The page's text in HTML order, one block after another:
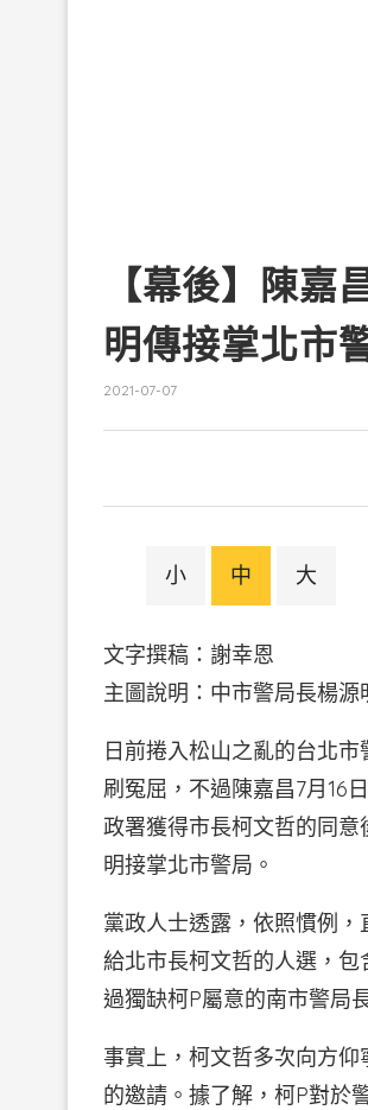
【幕後】陳
明傳接掌北市
2021-07-07
小 中 大
文字撰稿：謝幸恩
主圖說明：中市警局長楊
日前捲入松山之亂的台北
刷冤屈，不過陳嘉昌7月16
政署獲得市長柯文哲的同
明接掌北市警局。
黨政人士透露，依照慣例
給北市長柯文哲的人選，
過獨缺柯P屬意的南市警局
事實上，柯文哲多次向方
的邀請。據了解，柯P對於